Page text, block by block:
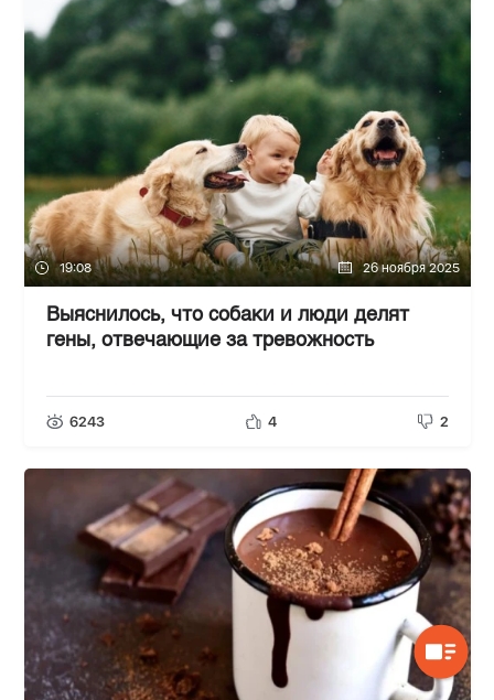
19:08 26 ноября 2025
Выяснилось, что собаки и люди делят
гены, отвечающие за тревожность
6243 4 2